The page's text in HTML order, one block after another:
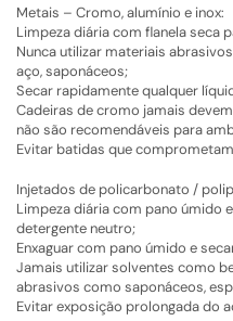
Metais – Cromo, alumínio e inox:
Limpeza diária com flanela seca
Nunca utilizar materiais
aço, saponáceos;
Secar rapidamente qualquer
Cadeiras de cromo jamais
não são recomendáveis para
Evitar batidas que
Injetados de policarbonato /
Limpeza diária com pano úmido
detergente neutro;
Enxaguar com pano úmido e
Jamais utilizar solventes como
abrasivos como saponáceos,
Evitar exposição prolongada do